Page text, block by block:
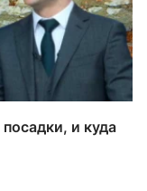
и куда